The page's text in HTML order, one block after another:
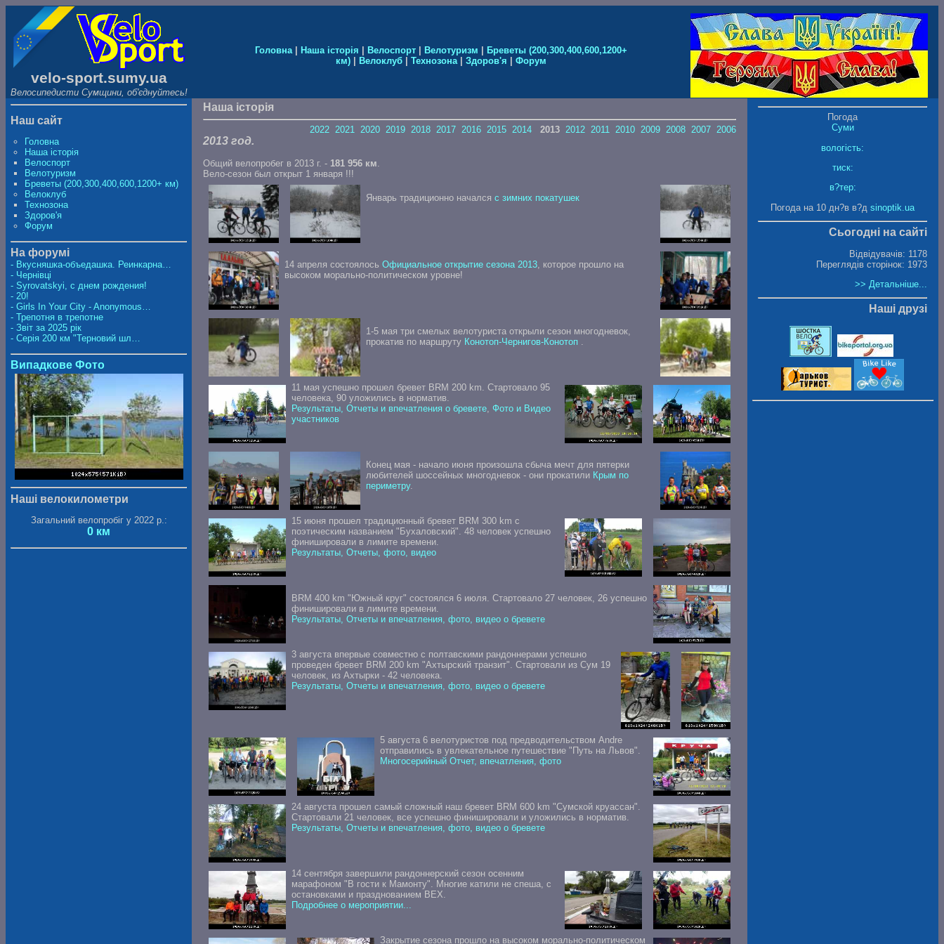
velo-sport.sumy.ua
Велосипедисти Сумщини, об'єднуйтесь!
Головна| Наша історія Велоспорт Велотуризм
Бреветы (200,300,400,600,1200+
км)
Велоклуб Технозона| Здоров'я Форум
Наш сайт
Головна
Наша історія
Велоспорт
Велотуризм
Бреветы (200,300,400,600,1200+ км)
Велоклуб
Технозона
Здоров'я
Форум
На форумі
- Вкусняшка-объедашка. Реинкарна…
- Чернівці
- Syrovatskyi, с днем рождения!
- 20!
- Girls In Your City - Anonymous…
- Трепотня в трепотне
- Звіт за 2025 рік
- Серія 200 км "Терновий шл…
Випадкове Фото
Наші велокилометри
Загальний велопробіг у 2022 р.:
0 км
Наша історія
2022 2021 2020 2019 2018 2017 2016 2015 2014 20132012 2011 2010 2009 2008 2007 2006
2013 год.
Общий велопробег в 2013 г. - 181 956 км.
Вело-сезон был открыт 1 января !!!
Январь традиционно начался с зимних покатушек
14 апреля состоялось Официальное открытие сезона 2013, которое прошло на
высоком морально-политическом уровне!
1-5 мая три смелых велотуриста открыли сезон многодневок,
прокатив по маршруту Конотоп-Чернигов-Конотоп .
11 мая успешно прошел бревет BRM 200 km. Стартовало 95
человека, 90 уложились в норматив.
Результаты, Отчеты и впечатления о бревете, Фото и Видео
участников
Конец мая - начало июня произошла сбыча мечт для пятерки
любителей шоссейных многодневок - они прокатили Крым по
периметру.
15 июня прошел традиционный бревет BRM 300 km с
поэтическим названием "Бухаловский". 48 человек успешно
финишировали в лимите времени.
Результаты, Отчеты, фото, видео
BRM 400 km "Южный круг" состоялся 6 июля. Стартовало 27 человек, 26 успешно
финишировали в лимите времени.
Результаты, Отчеты и впечатления, фото, видео о бревете
3 августа впервые совместно с полтавскими рандоннерами успешно
проведен бревет BRM 200 km "Ахтырский транзит". Стартовали из Сум 19
человек, из Ахтырки - 42 человека.
Результаты, Отчеты и впечатления, фото, видео о бревете
5 августа 6 велотуристов под предводительством Andre
отправились в увлекательное путешествие "Путь на Львов".
Многосерийный Отчет, впечатления, фото
24 августа прошел самый сложный наш бревет BRM 600 km "Сумской круассан".
Стартовали 21 человек, все успешно финишировали и уложились в норматив.
Результаты, Отчеты и впечатления, фото, видео о бревете
14 сентября завершили рандоннерский сезон осенним
марафоном "В гости к Мамонту". Многие катили не спеша, с
остановками и празднованием ВЕХ.
Подробнее о мероприятии...
Закрытие сезона прошло на высоком морально-политическом
Погода
Суми
вологість:
тиск:
в?тер:
Погода на 10 дн?в в?дsinoptik.ua
Сьогодні на сайті
Відвідувачів: 1178
Переглядів сторінок: 1973
>> Детальніше...
Наші друзі